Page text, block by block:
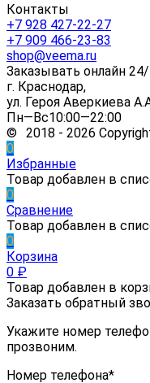
Контакты
+7 928 427-22-27
+7 909 466-23-83
shop@veema.ru
Заказывать онлайн
г. Краснодар,
ул. Героя Аверкиева
Пн—Вс10:00—22:00
© 2018 - 2026
0
Избранные
Товар добавлен в
0
Сравнение
Товар добавлен в
0
Корзина
0 ₽
Товар добавлен в
Заказать обратный
Укажите номер
прозвоним.
Номер телефона*